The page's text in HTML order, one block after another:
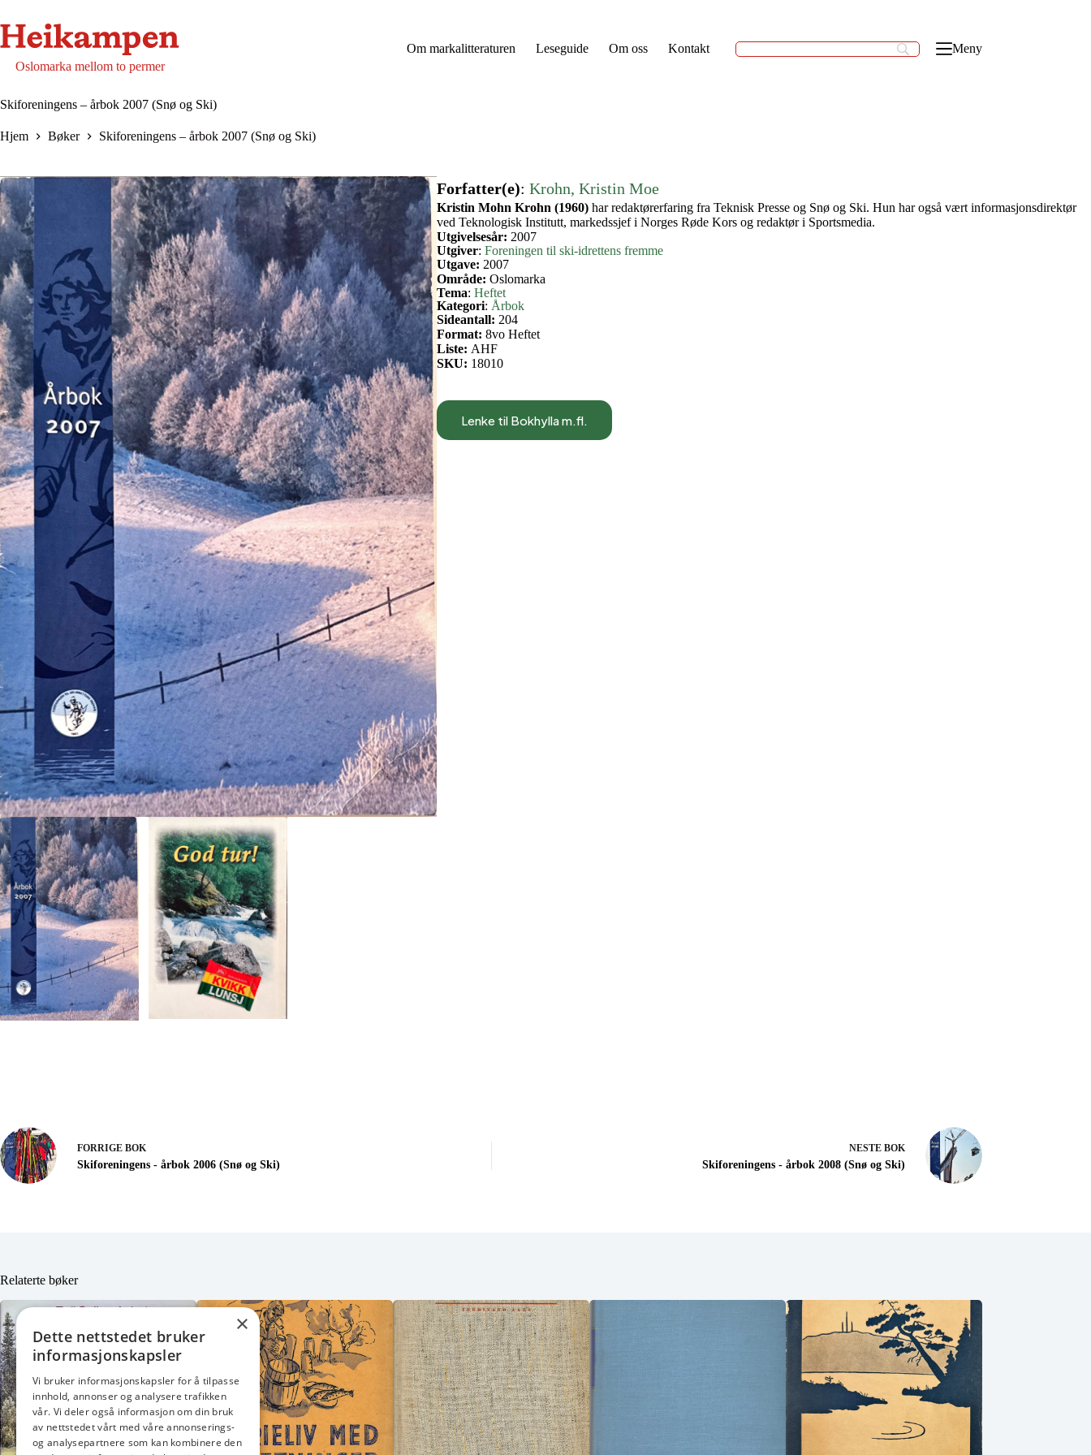
innholdet
Oslomarka mellom to permer
Om markalitteraturen Leseguide Om oss Kontakt Meny
Skiforeningens – årbok 2007 (Snø og Ski)
Hjem Bøker Skiforeningens – årbok 2007 (Snø og Ski)
Forfatter(e): Krohn, Kristin Moe
Kristin Mohn Krohn (1960)har redaktørerfaring fra Teknisk Presse og Snø og Ski. Hun har også vært informasjonsdirektør
ved Teknologisk Institutt, markedssjef i Norges Røde Kors og redaktør i Sportsmedia.
Utgivelsesår: 2007
Utgiver: Foreningen til ski-idrettens fremme
Utgave: 2007
Område: Oslomarka
Tema: Heftet
Kategori: Årbok
Sideantall: 204
Format: 8vo Heftet
Liste: AHF
SKU: 18010
Lenke til Bokhylla m.fl.
FORRIGE BOK
Skiforeningens - årbok 2006 (Snø og Ski)
NESTE BOK
Skiforeningens - årbok 2008 (Snø og Ski)
Relaterte bøker
×
Dette nettstedet bruker
informasjonskapsler
Vi bruker informasjonskapsler for å tilpasse
innhold, annonser og analysere trafikken
vår. Vi deler også informasjon om din bruk
av nettstedet vårt med våre annonserings-
og analysepartnere som kan kombinere den